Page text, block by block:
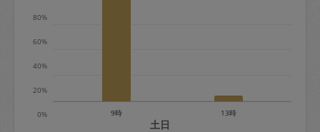
※キャンセル料金の設定について：
0%
20%
40%
60%
80%
9時 13時
土日